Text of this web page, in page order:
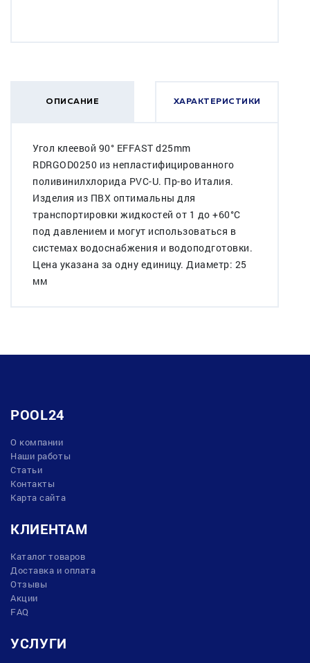
ОПИСАНИЕ ХАРАКТЕРИСТИКИ
Угол клеевой 90° EFFAST d25mm
RDRGOD0250 из непластифицированного
поливинилхлорида PVC-U. Пр-во Италия.
Изделия из ПВХ оптимальны для
транспортировки жидкостей от 1 до +60°C
под давлением и могут использоваться в
системах водоснабжения и водоподготовки.
Цена указана за одну единицу. Диаметр: 25
мм
POOL24
О компании
Наши работы
Статьи
Контакты
Карта сайта
КЛИЕНТАМ
Каталог товаров
Доставка и оплата
Отзывы
Акции
FAQ
УСЛУГИ